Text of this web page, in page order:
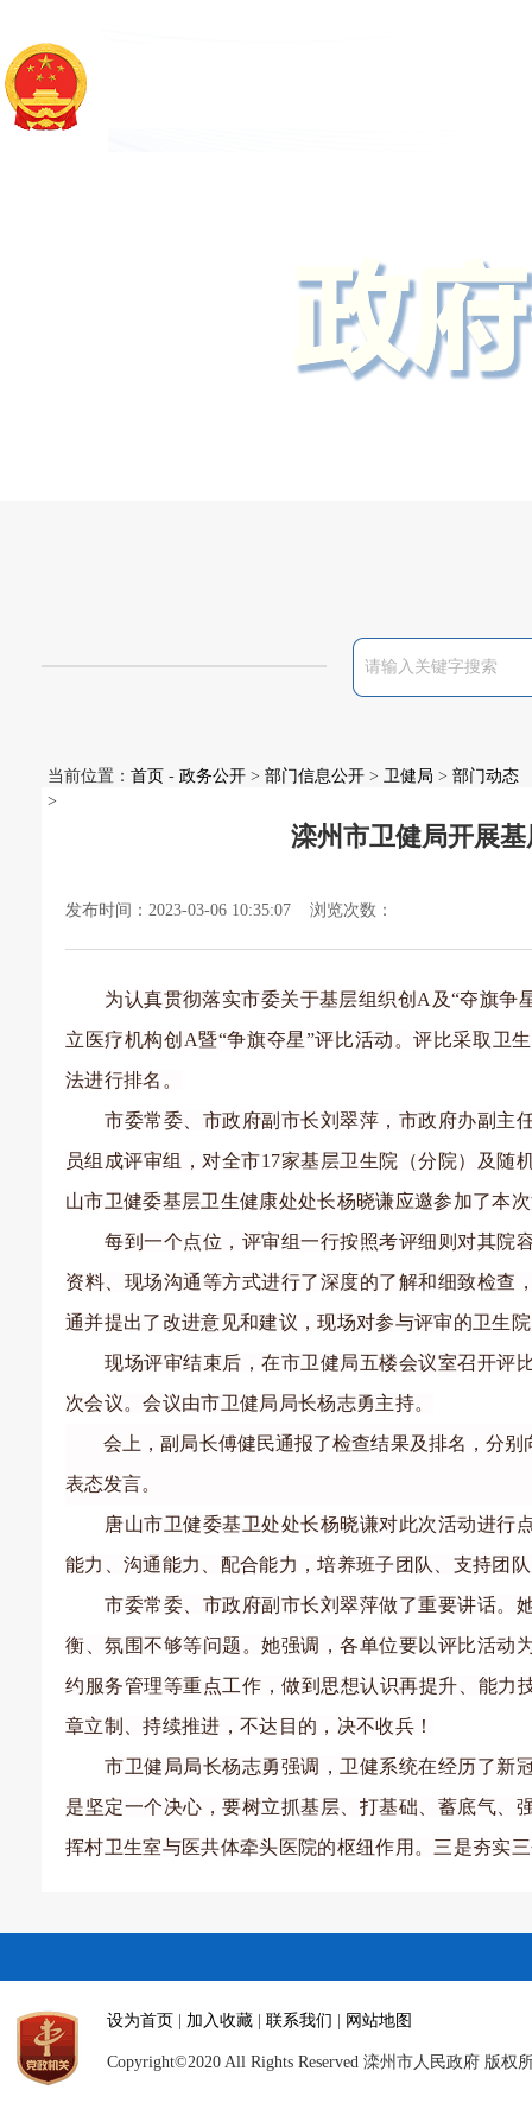
当前位置： 首页 - 政务公开 > 部门信息公开 > 卫健局 > 部门动态
>
滦州市卫健局开展
发布时间：2023-03-06 10:35:07 浏览次数：
为认真贯彻落实市委关于基层组织创 A及“夺旗争
立医疗机构创A暨“争旗夺星”评比活动。评比采取卫
法进行排名。
市委常委、市政府副市长刘翠萍，市政府办副主
员组成评审组，对全市17家基层卫生院（分院）及随
山市卫健委基层卫生健康处处长杨晓谦应邀参加了本
每到一个点位，评审组一行按照考评细则对其院
资料、现场沟通等方式进行了深度的了解和细致检查
通并提出了改进意见和建议，现场对参与评审的卫生
现场评审结束后，在市卫健局五楼会议室召开评
次会议。会议由市卫健局局长杨志勇主持。
会上，副局长傅健民通报了检查结果及排名，分
表态发言。
唐山市卫健委基卫处处长杨晓谦对此次活动进行
能力、沟通能力、配合能力，培养班子团队、支持团
市委常委、市政府副市长刘翠萍做了重要讲话。
衡、氛围不够等问题。她强调，各单位要以评比活动
约服务管理等重点工作，做到思想认识再提升、能力
章立制、持续推进，不达目的，决不收兵！
市卫健局局长杨志勇强调，卫健系统在经历了新
是坚定一个决心，要树立抓基层、打基础、蓄底气、
挥村卫生室与医共体牵头医院的枢纽作用。三是夯实
设为首页 加入收藏 联系我们 网站地图
Copyright©2020 All Rights Reserved 滦州市人民政府 版权